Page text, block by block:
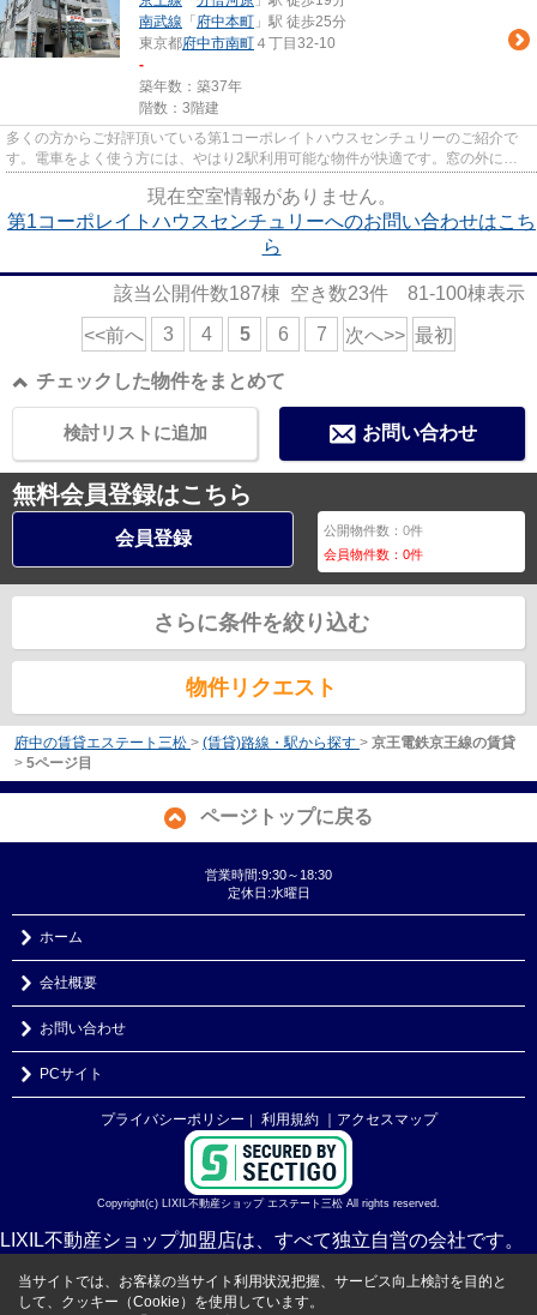
南武線 「 府中本町 」駅 徒歩25分
東京都府中市南町 ４丁目32-10
-
築年数：築37年
階数：3階建
多くの方からご好評頂いている第1コーポレイトハウスセンチュリーのご紹介で
す。電車をよく使う方には、やはり2駅利用可能な物件が快適です。窓の外には
現在空室情報がありません。
第1コーポレイトハウスセンチュリーへのお問い合わせはこち
ら
該当公開件数187棟 空き数23件 81-100棟表示
<<前へ 3 4 5 6 7 次へ>> 最初
チェックした物件をまとめて
お問い合わせ
検討リストに追加
無料会員登録はこちら
会員登録 公開物件数：0件
会員物件数：0件
さらに条件を絞り込む
物件リクエスト
府中の賃貸エステート三松 > (賃貸)路線・駅から探す > 京王電鉄京王線の賃貸
> 5ページ目
ページトップに戻る
営業時間:9:30～18:30
定休日:水曜日
ホーム
会社概要
お問い合わせ
PCサイト
プライバシーポリシー ｜ 利用規約 ｜アクセスマップ
Copyright(c) LIXIL不動産ショップ エステート三松 All rights reserved.
LIXIL不動産ショップ加盟店は、すべて独立自営の会社です。
当サイトでは、お客様の当サイト利用状況把握、サービス向上検討を目的と
して、クッキー（Cookie）を使用しています。